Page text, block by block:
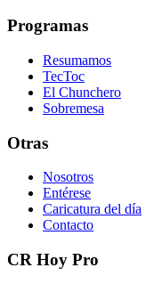
Programas
Resumamos
TecToc
El Chunchero
Sobremesa
Otras
Nosotros
Entérese
Caricatura del día
Contacto
CR Hoy Pro